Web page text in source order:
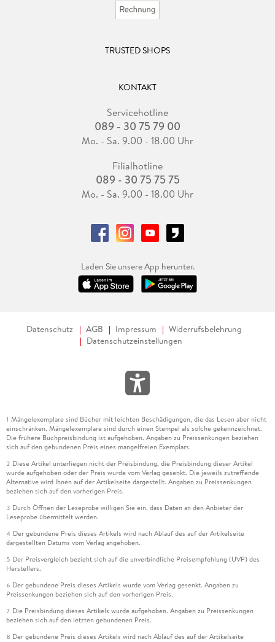
TRUSTED SHOPS
KONTAKT
Servicehotline
089 - 30 75 79 00
Mo. - Sa. 9.00 - 18.00 Uhr
Filialhotline
089 - 30 75 75 75
Mo. - Sa. 9.00 - 18.00 Uhr
Laden Sie unsere App herunter.
Datenschutz AGB Impressum
Widerrufsbelehrung
Datenschutzeinstellungen
1 Mängelexemplare sind Bücher mit leichten Beschädigungen, die das Lesen aber nicht
einschränken. Mängelexemplare sind durch einen Stempel als solche gekennzeichnet.
Die frühere Buchpreisbindung ist aufgehoben. Angaben zu Preissenkungen beziehen
sich auf den gebundenen Preis eines mangelfreien Exemplars.
2 Diese Artikel unterliegen nicht der Preisbindung, die Preisbindung dieser Artikel
wurde aufgehoben oder der Preis wurde vom Verlag gesenkt. Die jeweils zutreffende
Alternative wird Ihnen auf der Artikelseite dargestellt. Angaben zu Preissenkungen
beziehen sich auf den vorherigen Preis.
3 Durch Öffnen der Leseprobe willigen Sie ein, dass Daten an den Anbieter der
Leseprobe übermittelt werden.
4 Der gebundene Preis dieses Artikels wird nach Ablauf des auf der Artikelseite
dargestellten Datums vom Verlag angehoben.
5 Der Preisvergleich bezieht sich auf die unverbindliche Preisempfehlung (UVP) des
Herstellers.
6 Der gebundene Preis dieses Artikels wurde vom Verlag gesenkt. Angaben zu
Preissenkungen beziehen sich auf den vorherigen Preis.
7 Die Preisbindung dieses Artikels wurde aufgehoben. Angaben zu Preissenkungen
beziehen sich auf den letzten gebundenen Preis.
8 Der gebundene Preis dieses Artikels wird nach Ablauf des auf der Artikelseite